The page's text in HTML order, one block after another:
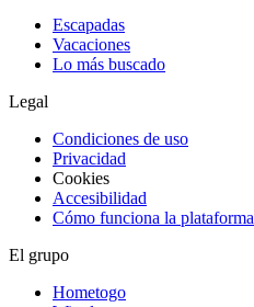
Escapadas
Vacaciones
Lo más buscado
Legal
Condiciones de uso
Privacidad
Cookies
Accesibilidad
Cómo funciona la plataforma
El grupo
Hometogo